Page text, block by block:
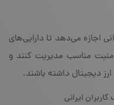
اجازه می‌دهد تا دارایی‌های
مناسب مدیریت کنند و
دیجیتال داشته باشند.
ایرانی